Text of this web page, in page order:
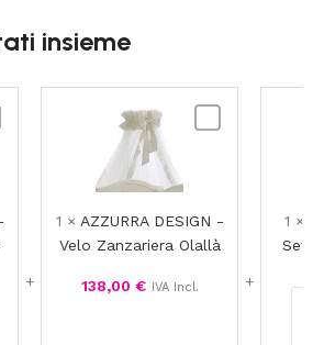
insieme
Zanzariera
Olallà
1 × AZZURRA DESIGN -
Velo Zanzariera Olallà
138,00 € IVA Incl.
1 ×
Set